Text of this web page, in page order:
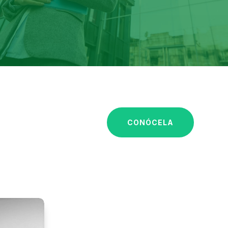
CONÓCELA